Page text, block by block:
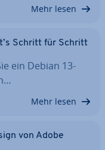
Mehr lesen
Schritt für Schritt
ein Debian 13-
Mehr lesen
von Adobe